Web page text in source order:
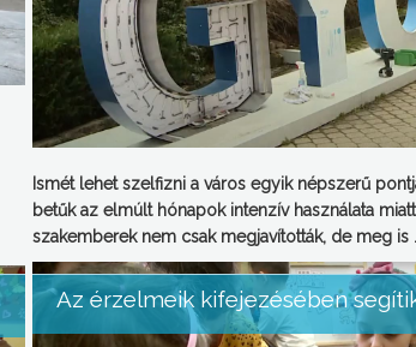
Ismét lehet szelfizni a város egyik népszerű
betűk az elmúlt hónapok intenzív használata
szakemberek nem csak megjavították, de meg is
Az érzelmeik kifejezésében